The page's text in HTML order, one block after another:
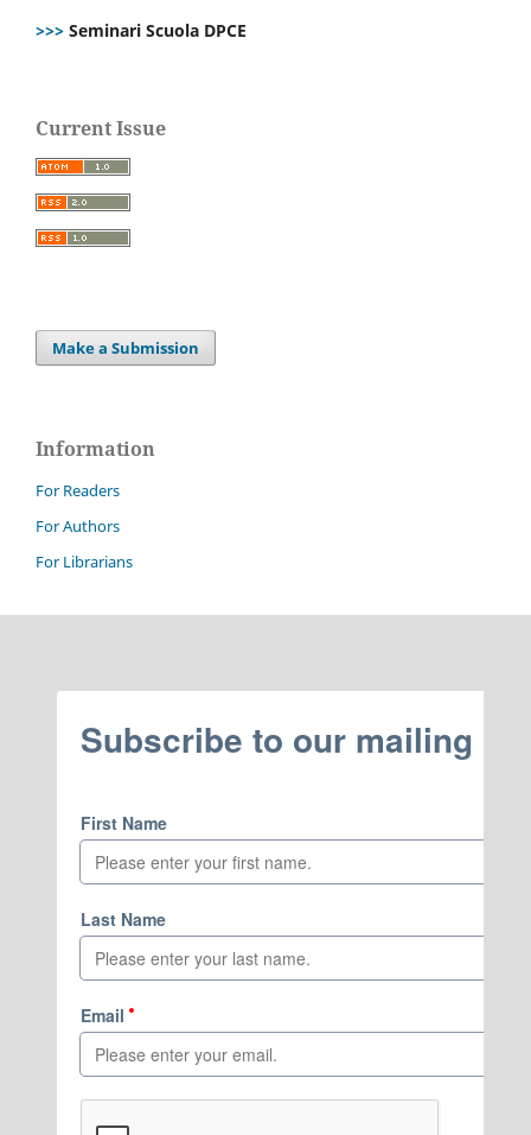
>>> Seminari Scuola DPCE
Current Issue
Make a Submission
Information
For Readers
For Authors
For Librarians